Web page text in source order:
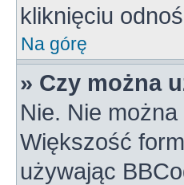
kliknięciu
Na górę
» Czy można
Nie. Nie
Większość
używając